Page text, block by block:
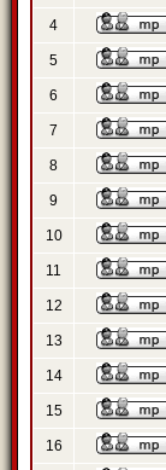
4
5
6
7
8
9
10
11
12
13
14
15
16